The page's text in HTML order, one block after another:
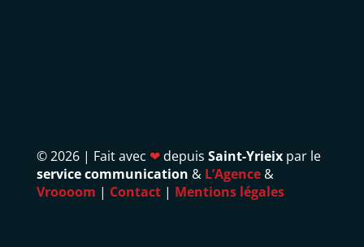
©2026 | Fait avec ❤depuis Saint-Yrieixpar le
service communication & L’Agence&
Vroooom | Contact| Mentions légales